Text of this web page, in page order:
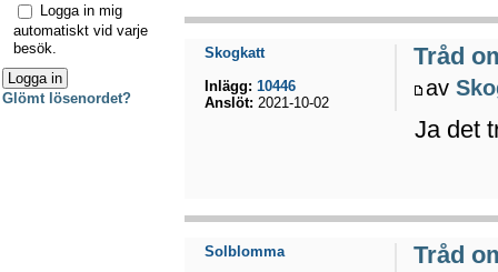
Tråd
av
Ja det
Skogkatt
Inlägg: 10446
Anslöt: 2021-10-02
Tråd
Solblomma
Logga in mig
automatiskt vid varje
besök.
Glömt lösenordet?